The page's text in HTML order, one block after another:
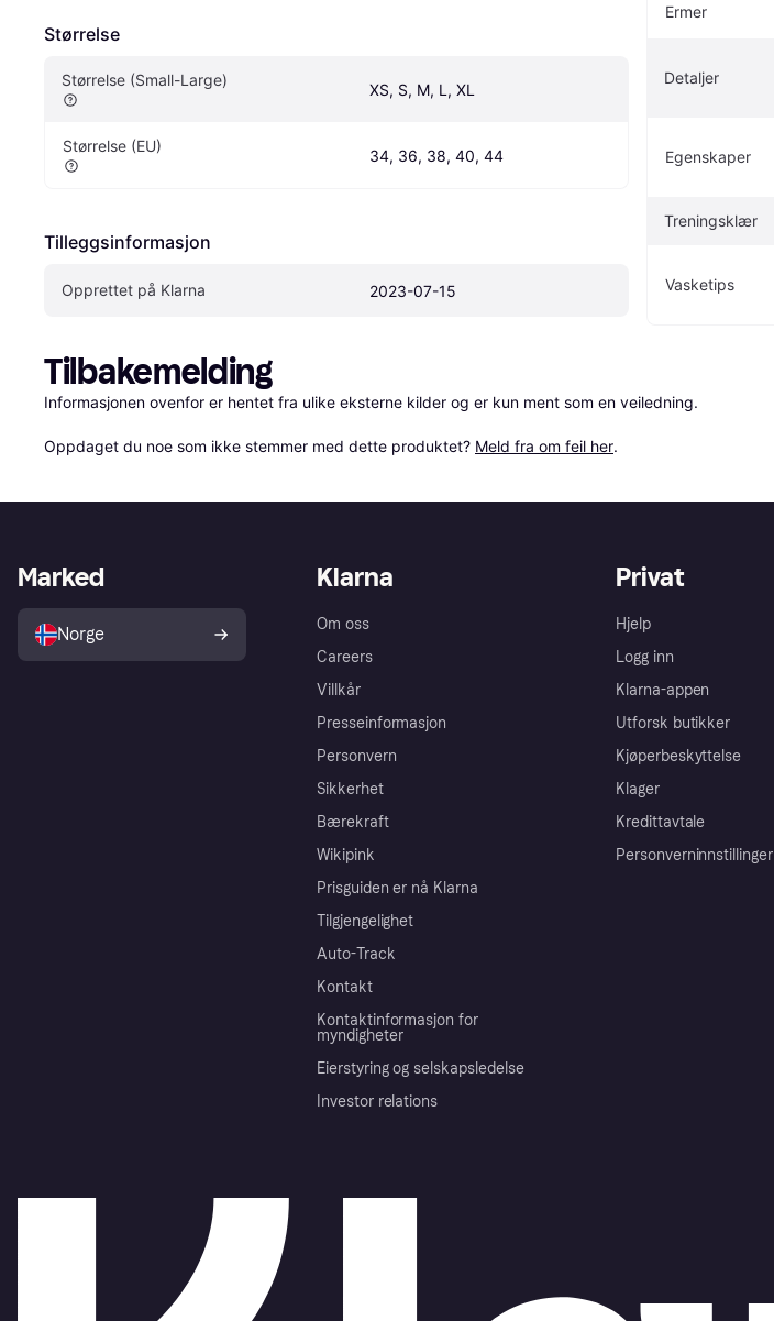
Størrelse
Størrelse (Small-Large)
XS, S, M, L, XL
Størrelse (EU)
34, 36, 38, 40, 44
Tilleggsinformasjon
Opprettet på Klarna 2023-07-15
Ermer
Detaljer
Egenskaper
Treningsklær
Vasketips
Tilbakemelding
Informasjonen ovenfor er hentet fra ulike eksterne kilder og er kun ment som en veiledning.
Oppdaget du noe som ikke stemmer med dette produktet? Meld fra om feil her.
Klarna
Om oss
Careers
Villkår
Presseinformasjon
Personvern
Sikkerhet
Bærekraft
Wikipink
Prisguiden er nå Klarna
Tilgjengelighet
Auto-Track
Kontakt
Kontaktinformasjon for
myndigheter
Eierstyring og selskapsledelse
Investor relations
Privat
Hjelp
Logg inn
Klarna-appen
Utforsk butikker
Kjøperbeskyttelse
Klager
Kredittavtale
Personverninnstillinger
Marked
Norge